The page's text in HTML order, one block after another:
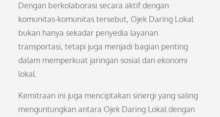
Dengan berkolaborasi secara aktif dengan
komunitas-komunitas tersebut, Ojek Daring Lokal
bukan hanya sekadar penyedia layanan
transportasi, tetapi juga menjadi bagian penting
dalam memperkuat jaringan sosial dan ekonomi
lokal.
Kemitraan ini juga menciptakan sinergi yang saling
menguntungkan antara Ojek Daring Lokal dengan